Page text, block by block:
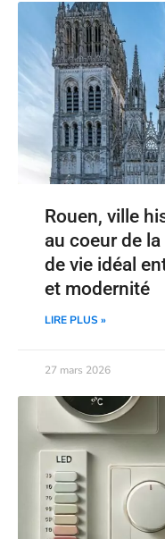
Rouen, ville
au coeur de
de vie idéal
et modernité
LIRE PLUS »
27 mars 2026